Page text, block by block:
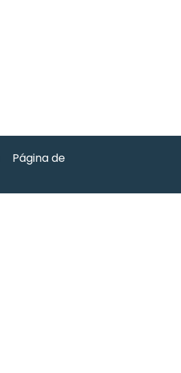
Página de